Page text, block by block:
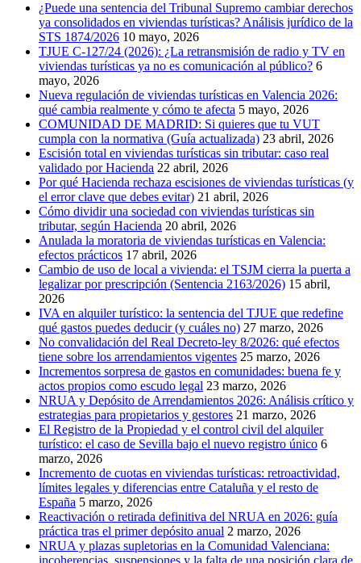
¿Puede una sentencia del Tribunal Supremo cambiar derechos
ya consolidados en viviendas turísticas? Análisis jurídico de la
STS 1874/2026 10 mayo, 2026
TJUE C-127/24 (2026): ¿La retransmisión de radio y TV en
viviendas turísticas ya no es comunicación al público? 6
mayo, 2026
Nueva regulación de viviendas turísticas en Valencia 2026:
qué cambia realmente y cómo te afecta 5 mayo, 2026
COMUNIDAD DE MADRID: Si quieres que tu VUT
cumpla con la normativa (Guía actualizada) 23 abril, 2026
Escisión total en viviendas turísticas sin tributar: caso real
validado por Hacienda 22 abril, 2026
Por qué Hacienda rechaza escisiones de viviendas turísticas (y
el error clave que debes evitar) 21 abril, 2026
Cómo dividir una sociedad con viviendas turísticas sin
tributar, según Hacienda 20 abril, 2026
Anulada la moratoria de viviendas turísticas en Valencia:
efectos prácticos 17 abril, 2026
Cambio de uso de local a vivienda: el TSJM cierra la puerta a
legalizar por prescripción (Sentencia 2163/2026) 15 abril,
2026
IVA en alquiler turístico: la sentencia del TJUE que redefine
qué gastos puedes deducir (y cuáles no) 27 marzo, 2026
No convalidación del Real Decreto-ley 8/2026: qué efectos
tiene sobre los arrendamientos vigentes 25 marzo, 2026
Incrementos sorpresa de gastos en comunidades: buena fe y
actos propios como escudo legal 23 marzo, 2026
NRUA y Depósito de Arrendamientos 2026: Análisis crítico y
estrategias para propietarios y gestores 21 marzo, 2026
El Registro de la Propiedad y el control civil del alquiler
turístico: el caso de Sevilla bajo el nuevo registro único 6
marzo, 2026
Incremento de cuotas en viviendas turísticas: retroactividad,
límites legales y diferencias entre Cataluña y el resto de
España 5 marzo, 2026
Reactivación o retirada definitiva del NRUA en 2026: guía
práctica tras el primer depósito anual 2 marzo, 2026
NRUA y plazas supletorias en la Comunidad Valenciana: